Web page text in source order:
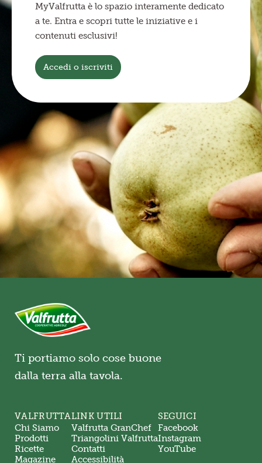
MyValfrutta è lo spazio interamente dedicato
a te. Entra e scopri tutte le iniziative e i
contenuti esclusivi!
Accedi o iscriviti
Ti portiamo solo cose buone
dalla terra alla tavola.
VALFRUTTA
Chi Siamo
Prodotti
Ricette
Magazine
LINK UTILI
Valfrutta GranChef
Triangolini Valfrutta
Contatti
Accessibilità
SEGUICI
Facebook
Instagram
YouTube